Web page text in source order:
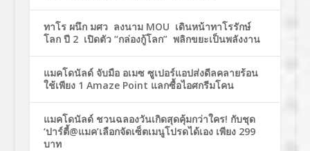
ทาโร ผนึก มศว ลงนาม MOU เดินหน้าทาโรรักษ์
โลก ปี 2 เปิดตัว “กล่องกู้โลก” พลิกขยะเป็นพลังงาน
แมคโดนัลด์ จับมือ อเมซ ซูเปอร์แอปส่งดีลคลายร้อน
ใช้เพียง 1 Amaze Point แลกซื้อไอศกรีมโคน
แมคโดนัลด์ ชวนฉลองวันเกิดสุดคุ้มกว่าใคร! กับชุด
‘ปาร์ตี้@แมค’เลือกจัดเซ็ตเมนูโปรดได้เอง เพียง 299
บาท